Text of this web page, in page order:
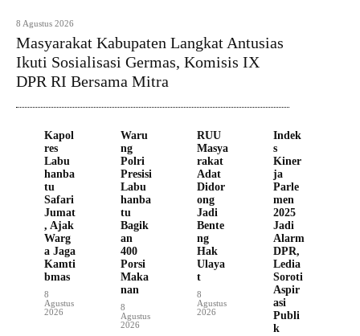
8 Agustus 2026
Masyarakat Kabupaten Langkat Antusias
Ikuti Sosialisasi Germas, Komisis IX
DPR RI Bersama Mitra
Kapol
res
Labu
hanba
tu
Safari
Jumat
, Ajak
Warg
a Jaga
Kamti
bmas
8
Agustus
2026
Waru
ng
Polri
Presisi
Labu
hanba
tu
Bagik
an
400
Porsi
Maka
nan
8
Agustus
2026
RUU
Masya
rakat
Adat
Didor
ong
Jadi
Bente
ng
Hak
Ulaya
t
8
Agustus
2026
Indek
s
Kiner
ja
Parle
men
2025
Jadi
Alarm
DPR,
Ledia
Soroti
Aspir
asi
Publi
k